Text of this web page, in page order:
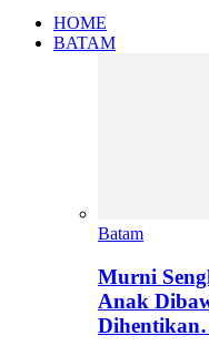
HOME
BATAM
Batam
Murni
Anak